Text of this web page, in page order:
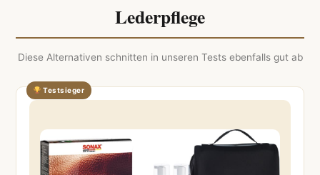
Lederpflege
Diese Alternativen schnitten in unseren Tests ebenfalls gut ab
Testsieger